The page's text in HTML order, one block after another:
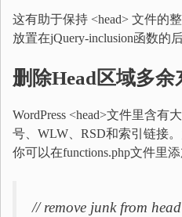
这有助于保持 <head> 文件的
放置在jQuery-inclusion函数的
删除Head区域多余
WordPress <head>文件里含有
号、WLW、RSD和索引链接
你可以在functions.php文件里
// remove junk from head